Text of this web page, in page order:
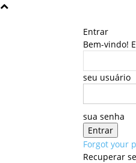
Entrar
Bem-vindo!
seu usuário
sua senha
Forgot your
Recuperar